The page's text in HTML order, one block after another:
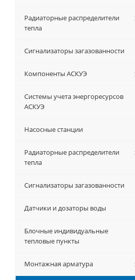
Радиаторные распределители
тепла
Сигнализаторы загазованности
Компоненты АСКУЭ
Системы учета энергоресурсов
АСКУЭ
Насосные станции
Радиаторные распределители
тепла
Сигнализаторы загазованности
Датчики и дозаторы воды
Блочные индивидуальные
тепловые пункты
Монтажная арматура